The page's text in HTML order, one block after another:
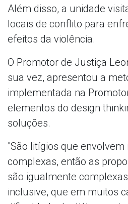
Além disso, a unidade
locais de conflito para
efeitos da violência.
O Promotor de Justiça
sua vez, apresentou a
implementada na
elementos do design
soluções.
"São litígios que envolvem
complexas, então as
são igualmente
inclusive, que em muitos